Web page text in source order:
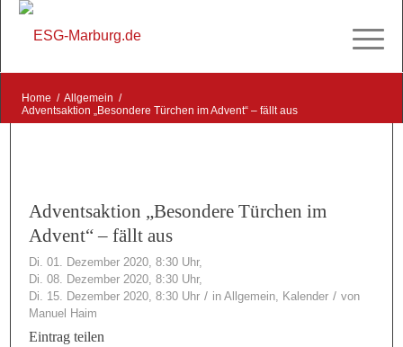
Home / Allgemein /
Adventsaktion „Besondere Türchen im Advent“ – fällt aus
Adventsaktion „Besondere Türchen im
Advent“ – fällt aus
Di. 01. Dezember 2020, 8:30 Uhr,
Di. 08. Dezember 2020, 8:30 Uhr,
Di. 15. Dezember 2020, 8:30 Uhr / inAllgemein, Kalender / von
Manuel Haim
Eintrag teilen